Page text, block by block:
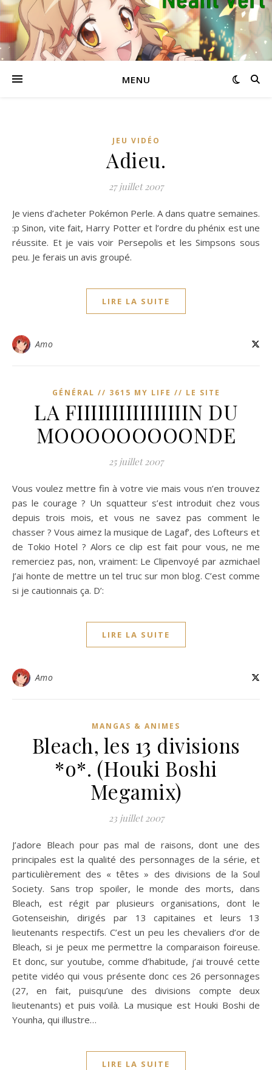
MENU
JEU VIDÉO
Adieu.
27 juillet 2007
Je viens d’acheter Pokémon Perle. A dans quatre semaines.
:p Sinon, vite fait, Harry Potter et l’ordre du phénix est une
réussite. Et je vais voir Persepolis et les Simpsons sous
peu. Je ferais un avis groupé.
LIRE LA SUITE
Amo
GÉNÉRAL // 3615 MY LIFE // LE SITE
LA FIIIIIIIIIIIIIIIIN DU
MOOOOOOOOONDE
25 juillet 2007
Vous voulez mettre fin à votre vie mais vous n’en trouvez
pas le courage ? Un squatteur s’est introduit chez vous
depuis trois mois, et vous ne savez pas comment le
chasser ? Vous aimez la musique de Lagaf’, des Lofteurs et
de Tokio Hotel ? Alors ce clip est fait pour vous, ne me
remerciez pas, non, vraiment: Le Clipenvoyé par azmichael
J’ai honte de mettre un tel truc sur mon blog. C’est comme
si je cautionnais ça. D’:
LIRE LA SUITE
Amo
MANGAS & ANIMES
Bleach, les 13 divisions
*o*. (Houki Boshi
Megamix)
23 juillet 2007
J’adore Bleach pour pas mal de raisons, dont une des
principales est la qualité des personnages de la série, et
particulièrement des « têtes » des divisions de la Soul
Society. Sans trop spoiler, le monde des morts, dans
Bleach, est régit par plusieurs organisations, dont le
Gotenseishin, dirigés par 13 capitaines et leurs 13
lieutenants respectifs. C’est un peu les chevaliers d’or de
Bleach, si je peux me permettre la comparaison foireuse.
Et donc, sur youtube, comme d’habitude, j’ai trouvé cette
petite vidéo qui vous présente donc ces 26 personnages
(27, en fait, puisqu’une des divisions compte deux
lieutenants) et puis voilà. La musique est Houki Boshi de
Younha, qui illustre…
LIRE LA SUITE